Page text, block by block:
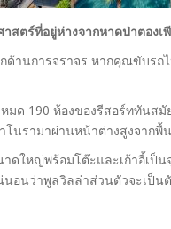
สตร์ที่อยู่ห่างจากหาดป่าตองเ
ด้านการจราจร หากคุณขับร
มด 190 ห้องของรีสอร์ททัน
นรามาผ่านหน้าต่างสูงจากพื้
ดใหญ่พร้อมโต๊ะและเก้าอี้เป็
ว่าพูลวิลล่าส่วนตัวจะเป็นตั